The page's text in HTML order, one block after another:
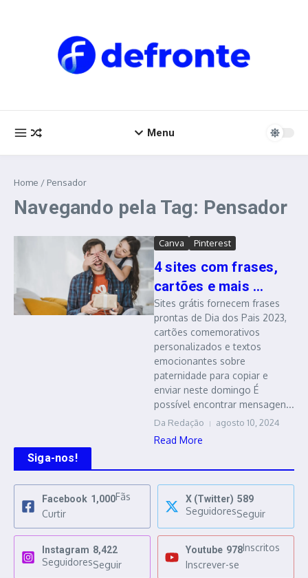
Menu
Home / Pensador
Navegando pela Tag: Pensador
Canva Pinterest
4 sites com frases,
cartões e mais ...
Sites grátis fornecem frases
prontas de Dia dos Pais 2023,
cartões comemorativos
personalizados e textos
emocionantes sobre
paternidade para copiar e
enviar neste domingo É
possível encontrar mensagen...
Da Redação agosto 10, 2024
Read More
Siga-nos!
Facebook 1,000Fãs
Curtir
X (Twitter) 589
SeguidoresSeguir
Instagram 8,422
SeguidoresSeguir
Youtube 978Inscritos
Inscrever-se